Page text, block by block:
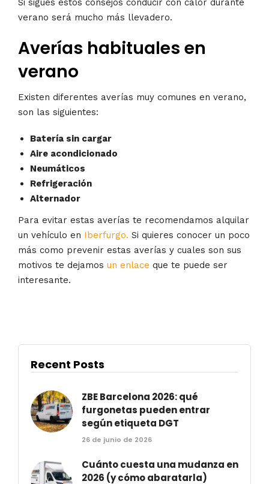
verano será mucho más llevadero.
Averías habituales en
verano
Existen diferentes averías muy comunes en verano,
son las siguientes:
Batería sin cargar
Aire acondicionado
Neumáticos
Refrigeración
Alternador
Para evitar estas averías te recomendamos alquilar
un vehículo en Iberfurgo. Si quieres conocer un poco
más como prevenir estas averías y cuales son sus
motivos te dejamos un enlace que te puede ser
interesante.
Recent Posts
ZBE Barcelona 2026: qué
furgonetas pueden entrar
según etiqueta DGT
26 de junio de 2026
Cuánto cuesta una mudanza en
2026 (y cómo abaratarla)